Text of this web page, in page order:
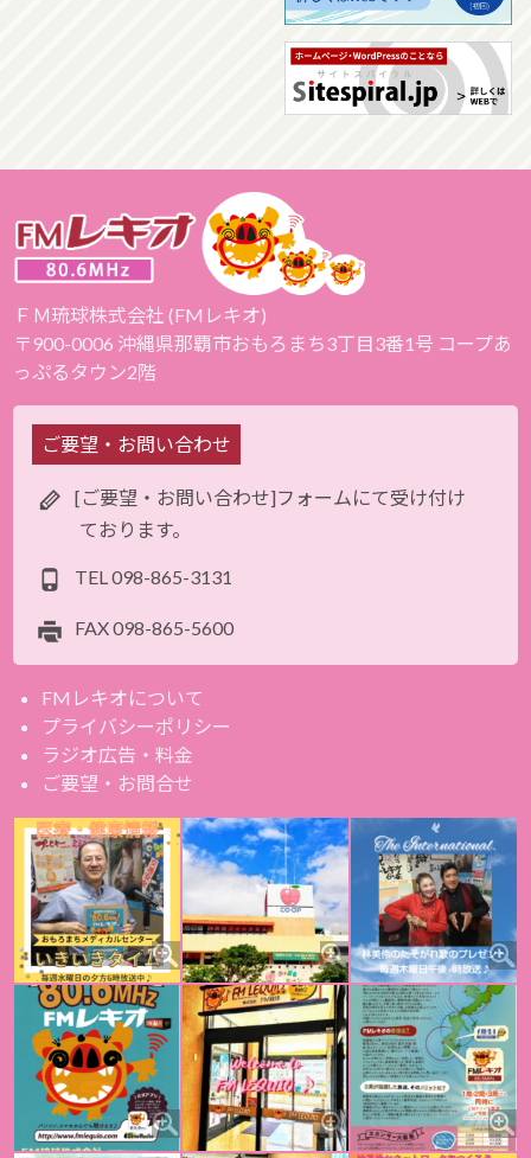
ＦＭ琉球株式会社 (FMレキオ)
〒900-0006 沖縄県那覇市おもろまち3丁目3番1号 コープあ
っぷるタウン2階
ご要望・お問い合わせ
[ご要望・お問い合わせ]フォームにて受け付け
ております。
TEL 098-865-3131
FAX098-865-5600
FMレキオについて
プライバシーポリシー
ラジオ広告・料金
ご要望・お問合せ